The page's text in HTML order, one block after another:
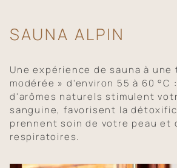
SAUNA ALPIN
Une expérience de sauna à une
modérée » d'environ 55 à 60
d'arômes naturels stimulent
sanguine, favorisent la
prennent soin de votre peau et
respiratoires.